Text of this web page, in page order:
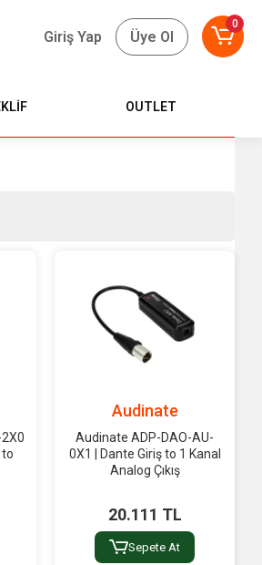
Giriş Yap Üye Ol
0
OUTLET
to
Audinate
Audinate ADP-DAO-AU-
0X1 | Dante Giriş to 1 Kanal
Analog Çıkış
20.111 TL
Sepete At